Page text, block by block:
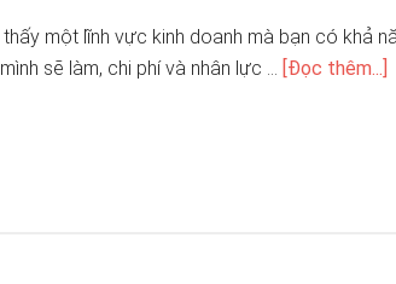
thấy một lĩnh vực kinh doanh mà bạn có khả
sẽ làm, chi phí và nhân lực … [Đọc thêm...]